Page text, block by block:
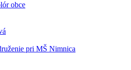
obce
pri MŠ Nimnica